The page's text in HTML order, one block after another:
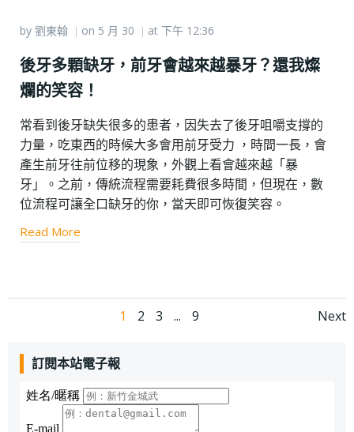
by 劉東翰 | on 5 月 30 | at 下午 12:36
後牙多顆缺牙，前牙會越來越暴牙？還我燦
爛的笑容！
常看到後牙缺失很多的患者，因失去了後牙咀嚼支撐的
力量，吃東西的時候大多會用前牙受力 ，時間一長，會
產生前牙往前位移的現象，外觀上看會越來越「暴
牙」。之前，傳統流程需要耗費很多時間，但現在，數
位流程可讓全口缺牙的你，當天即可恢復笑容。
Read More
Page
1 Page
2 Page
3 ... Page
9 Next
訂閱本站電子報